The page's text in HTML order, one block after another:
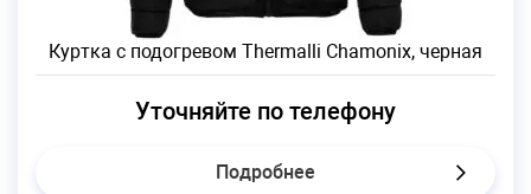
Куртка с подогревом Thermalli Chamonix, черная
Уточняйте по телефону
Подробнее